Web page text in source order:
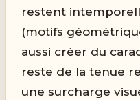
restent
(motifs
aussi créer du
reste de la tenue
une surcharge